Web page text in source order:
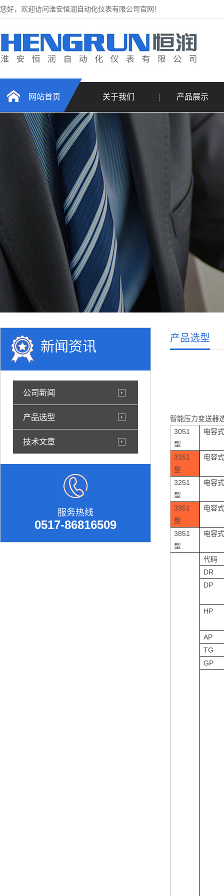
您好，欢迎访问淮安恒润自动化仪表有限公司官网！
网站首页 关于我们 产品展示
新闻资讯
公司新闻
产品选型
技术文章
服务热线
0517-86816509
产品选型
智能压力变送器
3051
型
电容
3151
型
电容
3251
型
电容
3351
型
电容
3851
型
电容
代码
DR
DP
HP
AP
TG
GP